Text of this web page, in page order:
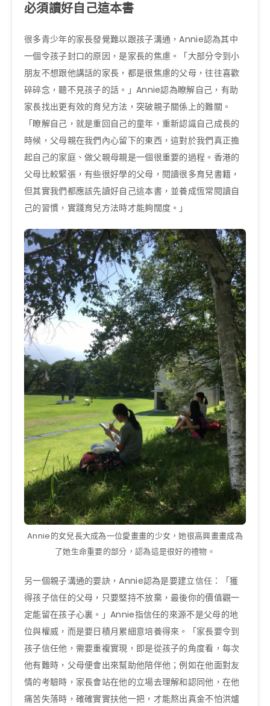
必須讀好自己這本書
很多青少年的家長發覺難以跟孩子溝通，Annie認為其中
一個令孩子封口的原因，是家長的焦慮。「大部分令到小
朋友不想跟他講話的家長，都是很焦慮的父母，往往喜歡
碎碎念，聽不見孩子的話。」Annie認為瞭解自己，有助
家長找出更有效的育兒方法，突破親子關係上的難關。
「瞭解自己，就是重回自己的童年，重新認識自己成長的
時候，父母親在我們內心留下的東西，這對於我們真正擔
起自己的家庭、做父親母親是一個很重要的過程。香港的
父母比較緊張，有些很好學的父母，閱讀很多育兒書籍，
但其實我們都應該先讀好自己這本書，並養成恆常閱讀自
己的習慣，實踐育兒方法時才能夠闊度。」
Annie的女兒長大成為一位愛畫畫的少女，她很高興畫畫成為
了她生命重要的部分，認為這是很好的禮物。
另一個親子溝通的要訣，Annie認為是要建立信任：「獲
得孩子信任的父母，只要堅持不放棄，最後你的價值觀一
定能留在孩子心裏。」Annie指信任的來源不是父母的地
位與權威，而是要日積月累細意培養得來。「家長要令到
孩子信任他，需要重複實現，即是從孩子的角度看，每次
他有難時，父母便會出來幫助他陪伴他；例如在他面對友
情的考驗時，家長會站在他的立場去理解和認同他，在他
痛苦失落時，確確實實扶他一把，才能熬出真金不怕洪爐